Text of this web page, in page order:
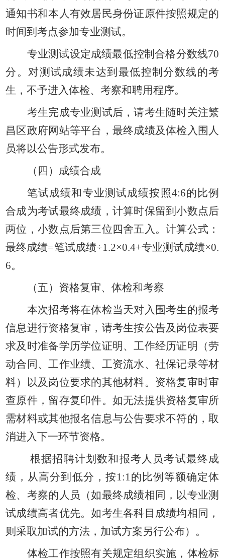
通知书和本人有效居民身份证原件按照规定的
时间到考点参加专业测试。
专业测试设定成绩最低控制合格分数线70
分。对测试成绩未达到最低控制分数线的考
生，不予进入体检、考察和聘用程序。
考生完成专业测试后，请考生随时关注繁
昌区政府网站等平台，最终成绩及体检入围人
员将以公告形式发布。
（四）成绩合成
笔试成绩和专业测试成绩按照4:6的比例
合成为考试最终成绩，计算时保留到小数点后
两位，小数点后第三位四舍五入。计算公式：
最终成绩=笔试成绩÷1.2×0.4+专业测试成绩×0.
6。
（五）资格复审、体检和考察
本次招考将在体检当天对入围考生的报考
信息进行资格复审，请考生按公告及岗位表要
求及时准备学历学位证明、工作经历证明（劳
动合同、工作业绩、工资流水、社保记录等材
料）以及岗位要求的其他材料。资格复审时审
查原件，留存复印件。如无法提供资格复审所
需材料或其他报名信息与公告要求不符的，取
消进入下一环节资格。
根据招聘计划数和报考人员考试最终成
绩，从高分到低分，按1:1的比例等额确定体
检、考察的人员（如最终成绩相同，以专业测
试成绩高者优先。如考生各科目成绩均相同，
则采取加试的方法，加试方案另行公布）。
体检工作按照有关规定组织实施， 体检标